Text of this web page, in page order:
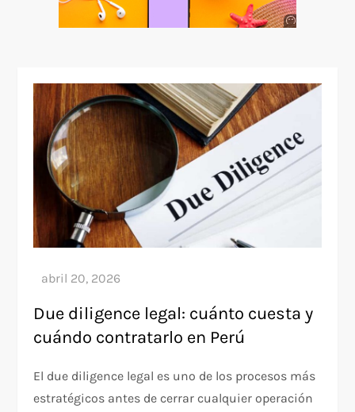
Due diligence legal: cuánto cuesta y
cuándo contratarlo en Perú
El due diligence legal es uno de los procesos más
estratégicos antes de cerrar cualquier operación